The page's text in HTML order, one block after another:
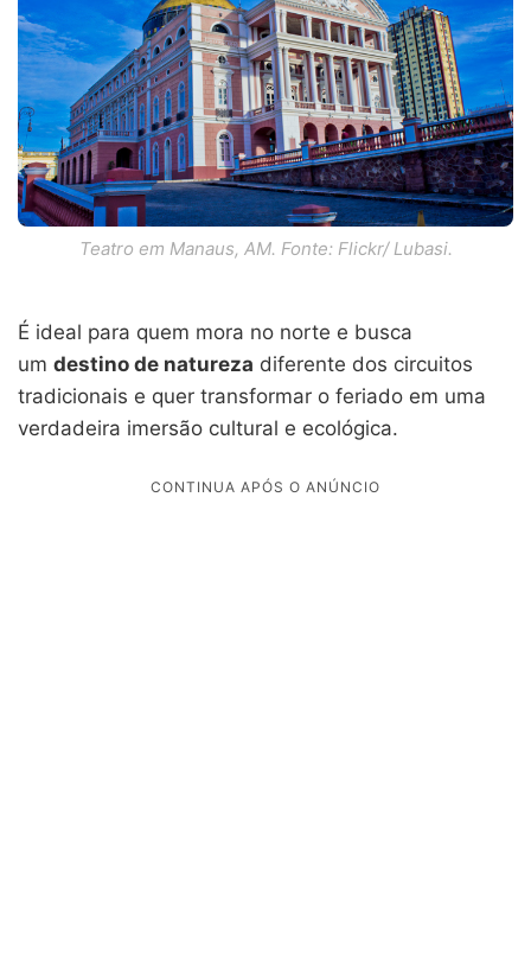
Teatro em Manaus, AM. Fonte: Flickr/ Lubasi.
É ideal para quem mora no norte e busca
um destino de natureza diferente dos circuitos
tradicionais e quer transformar o feriado em uma
verdadeira imersão cultural e ecológica.